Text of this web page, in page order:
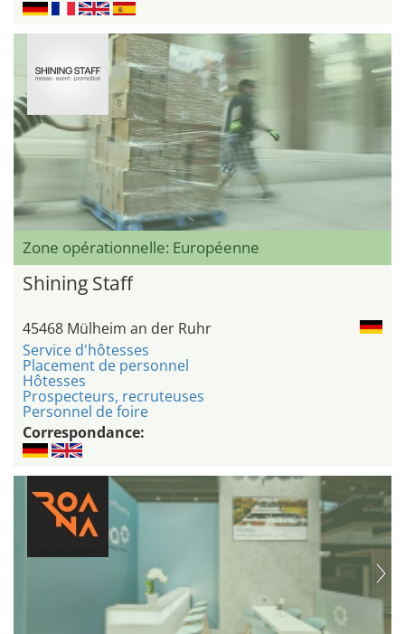
Zone opérationnelle: Européenne
Shining Staff
45468 Mülheim an der Ruhr
Service d'hôtesses
Placement de personnel
Hôtesses
Prospecteurs, recruteuses
Personnel de foire
Correspondance: